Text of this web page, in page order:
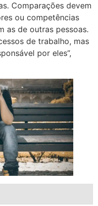
Comparações devem
ou competências
as de outras pessoas.
de trabalho, mas
por eles”,